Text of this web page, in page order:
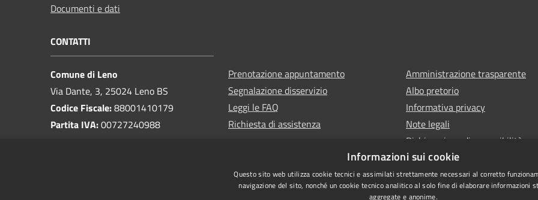
Documenti e dati
CONTATTI
Comune di Leno
Via Dante, 3, 25024 Leno BS
Codice Fiscale:88001410179
Partita IVA:00727240988
Prenotazione appuntamento
Segnalazione disservizio
Leggi le FAQ
Richiesta di assistenza
Amministrazione trasparente
Albo pretorio
Informativa privacy
Note legali
Dichiarazione di accessibilità
Informazioni sui cookie
Questo sito web utilizza cookie tecnici e assimilati strettamente necessari al corretto
navigazione del sito, nonché un cookie tecnico analitico al solo fine di elaborare informazioni
aggregate e anonime.